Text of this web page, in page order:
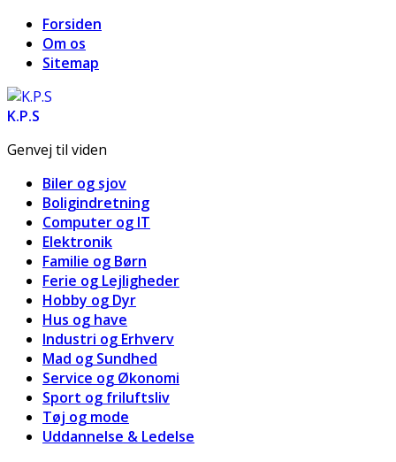
Forsiden
Om os
Sitemap
K.P.S
Genvej til viden
Biler og sjov
Boligindretning
Computer og IT
Elektronik
Familie og Børn
Ferie og Lejligheder
Hobby og Dyr
Hus og have
Industri og Erhverv
Mad og Sundhed
Service og Økonomi
Sport og friluftsliv
Tøj og mode
Uddannelse & Ledelse